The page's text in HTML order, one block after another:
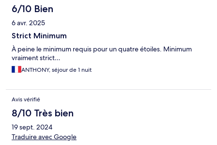
6/10 Bien
6 avr. 2025
Strict Minimum
À peine le minimum requis pour un quatre étoiles. Minimum
vraiment strict…
ANTHONY, séjour de 1 nuit
Avis vérifié
8/10 Très bien
19 sept. 2024
Traduire avec Google